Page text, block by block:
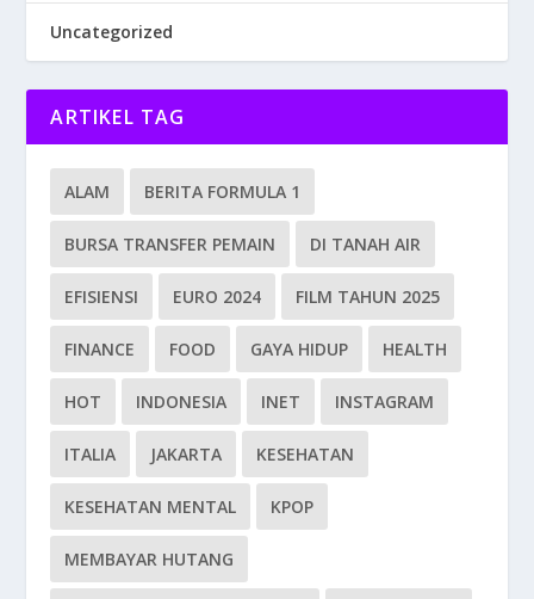
Uncategorized
ARTIKEL TAG
ALAM BERITA FORMULA 1
BURSA TRANSFER PEMAIN DI TANAH AIR
EFISIENSI EURO 2024 FILM TAHUN 2025
FINANCE FOOD GAYA HIDUP HEALTH
HOT INDONESIA INET INSTAGRAM
ITALIA JAKARTA KESEHATAN
KESEHATAN MENTAL KPOP
MEMBAYAR HUTANG